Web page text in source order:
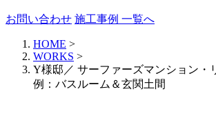
お問い合わせ 施工事例 一覧へ
HOME >
WORKS >
Y様邸／ サーファーズマンション・
例：バスルーム＆玄関土間